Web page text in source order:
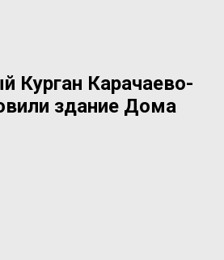
Курган Карачаево-
здание Дома